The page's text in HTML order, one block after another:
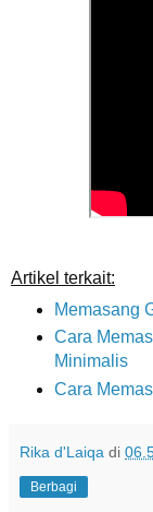
Artikel terkait:
Memasang
Cara
Minimalis
Cara
Rika d'Laiqa di
Berbagi